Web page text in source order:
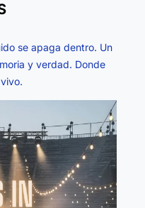
se apaga dentro. Un
y verdad. Donde